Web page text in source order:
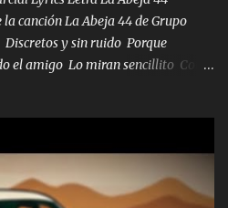
canción La Abeja 44 de Grupo
y sin ruido Porque
el amigo Lo miran sencillito Con
Y sus guitarras ya van sonando
el vuelo y la mente y
trago Y así es como empezamos